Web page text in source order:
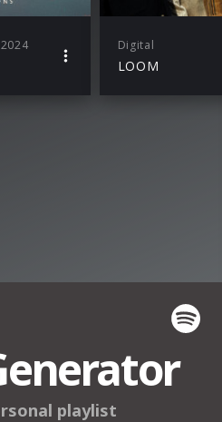
2024 Digital
LOOM